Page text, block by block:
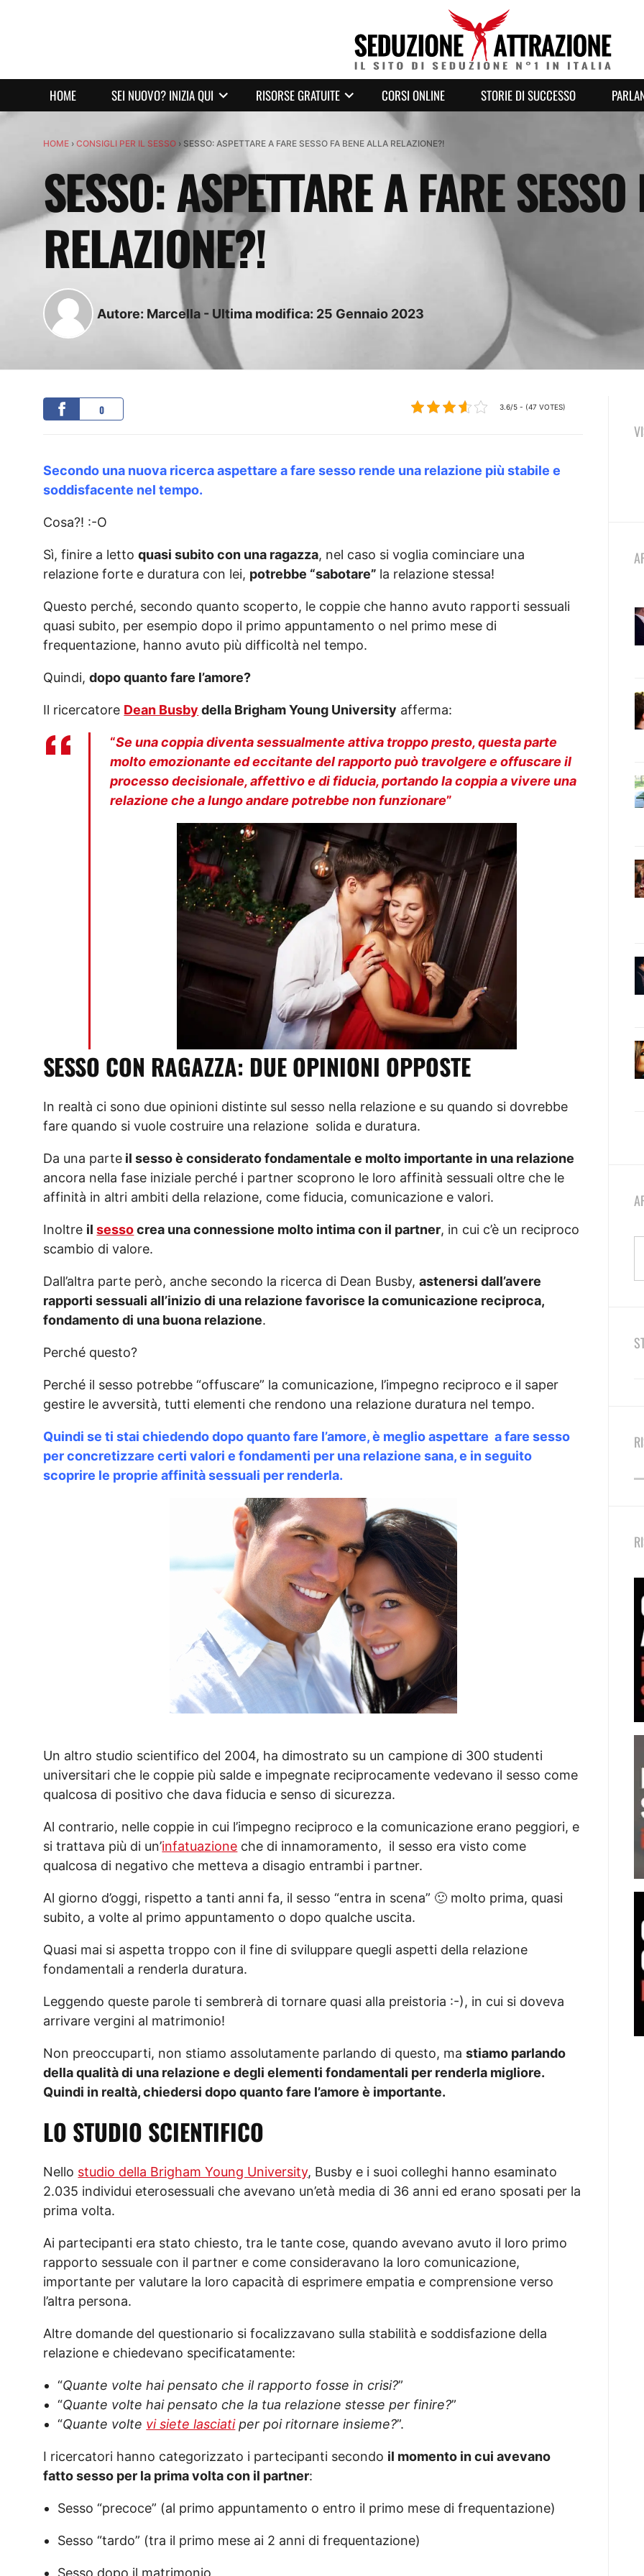
HOME SEI NUOVO? INIZIA QUI RISORSE GRATUITE CORSI ONLINE STORIE DI SUCCESSO
HOME ›CONSIGLI PER IL SESSO › SESSO: ASPETTARE A FARE SESSO FA BENE ALLA RELAZIONE?!
SESSO: ASPETTARE A FARE
RELAZIONE?!
Autore: Marcella - Ultima modifica: 25 Gennaio 2023
0 3.6/5 - (47 VOTES)
Secondo una nuova ricercaaspettare a fare sesso rende una relazione più stabile e
soddisfacente nel tempo.
Cosa?! :-O
Sì, finire a lettoquasi subito con una ragazza, nel caso si voglia cominciare una
relazione forte e duratura con lei, potrebbe “sabotare” la relazione stessa!
Questo perché, secondo quanto scoperto, le coppie che hanno avuto rapporti sessuali
quasi subito, per esempio dopo il primo appuntamento o nel primo mese di
frequentazione, hanno avuto più difficoltà nel tempo.
Quindi,dopo quanto fare l’amore?
Il ricercatore Dean Busby della Brigham Young University afferma:
“Se una coppia diventa sessualmente attiva troppo presto, questa parte
molto emozionante ed eccitante del rapporto può travolgere e offuscare il
processo decisionale, affettivo e di fiducia, portando la coppia a vivere una
relazione che a lungo andare potrebbe non funzionare”
SESSO CON RAGAZZA: DUE OPINIONI OPPOSTE
In realtà ci sono due opinioni distinte sul sesso nella relazione e su quando si dovrebbe
fare quando si vuole costruire una relazione solida e duratura.
Da una parte il sesso è considerato fondamentale e molto importante in una relazione
ancora nella fase iniziale perché i partner scoprono le loro affinità sessuali oltre che le
affinità in altri ambiti della relazione, come fiducia, comunicazione e valori.
Inoltre ilsessocrea una connessione molto intima con il partner, in cui c’è un reciproco
scambio di valore.
Dall’altra parte però, anche secondo la ricerca di Dean Busby,astenersi dall’avere
rapporti sessuali all’inizio di una relazione favorisce la comunicazione reciproca,
fondamento di una buona relazione.
Perché questo?
Perché il sesso potrebbe “offuscare” la comunicazione, l’impegno reciproco e il saper
gestire le avversità, tutti elementi che rendono una relazione duratura nel tempo.
Quindi se ti stai chiedendo dopo quanto fare l’amore, è meglio aspettare a fare sesso
per concretizzare certi valori e fondamenti per una relazione sana, e in seguito
scoprire le proprie affinità sessuali per renderla.
Un altro studio scientifico del 2004, ha dimostrato su un campione di 300 studenti
universitari che le coppie più salde e impegnate reciprocamente vedevano il sesso come
qualcosa di positivo che dava fiducia e senso di sicurezza.
Al contrario, nelle coppie in cui l’impegno reciproco e la comunicazione erano peggiori, e
si trattava più di un’infatuazione che di innamoramento, il sesso era visto come
qualcosa di negativo che metteva a disagio entrambi i partner.
Al giorno d’oggi, rispetto a tanti anni fa, il sesso “entra in scena” 🙂 molto prima, quasi
subito, a volte al primo appuntamento o dopo qualche uscita.
Quasi mai si aspetta troppo con il fine di sviluppare quegli aspetti della relazione
fondamentali a renderla duratura.
Leggendo queste parole ti sembrerà di tornare quasi alla preistoria :-), in cui si doveva
arrivare vergini al matrimonio!
Non preoccuparti, non stiamo assolutamente parlando di questo, mastiamo parlando
della qualità di una relazione e degli elementi fondamentali per renderla migliore.
Quindi in realtà, chiedersi dopo quanto fare l’amore è importante.
LO STUDIO SCIENTIFICO
Nello studio della Brigham Young University, Busby e i suoi colleghi hanno esaminato
2.035 individui eterosessuali che avevano un’età media di 36 anni ed erano sposati per la
prima volta.
Ai partecipanti era stato chiesto, tra le tante cose, quando avevano avuto il loro primo
rapporto sessuale con il partner e come consideravano la loro comunicazione,
importante per valutare la loro capacità di esprimere empatia e comprensione verso
l’altra persona.
Altre domande del questionario si focalizzavano sulla stabilità e soddisfazione della
relazione e chiedevano specificatamente:
“Quante volte hai pensato che il rapporto fosse in crisi?”
“Quante volte hai pensato che la tua relazione stesse per finire?”
“Quante volte vi siete lasciatiper poi ritornare insieme?”.
I ricercatori hanno categorizzato i partecipanti secondo il momento in cui avevano
fatto sesso per la prima volta con il partner:
Sesso “precoce” (al primo appuntamento o entro il primo mese di frequentazione)
Sesso “tardo” (tra il primo mese ai 2 anni di frequentazione)